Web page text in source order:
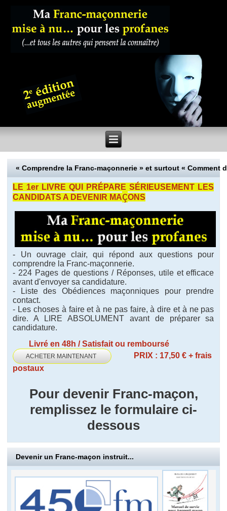
« Comprendre la Franc-maçonnerie » et surtout « Comment
LE 1er LIVRE QUI PRÉPARE SÉRIEUSEMENT LES
CANDIDATS A DEVENIR MAçONS
- Un ouvrage clair, qui répond aux questions pour
comprendre la Franc-maçonnerie.
- 224 Pages de questions / Réponses, utile et efficace
avant d'envoyer sa candidature.
- Liste des Obédiences maçonniques pour prendre
contact.
- Les choses à faire et à ne pas faire, à dire et à ne pas
dire. A LIRE ABSOLUMENT avant de préparer sa
candidature.
Livré en 48h / Satisfait ou remboursé
ACHETER MAINTENANT
PRIX : 17,50 € + frais
postaux
Pour devenir Franc-maçon,
remplissez le formulaire ci-
dessous
Devenir un Franc-maçon instruit...